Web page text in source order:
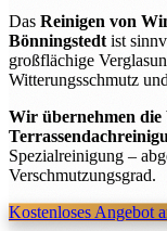
Das Reinigen von
Bönningstedt ist
großflächige
Witterungsschmutz
Wir übernehmen
Spezialreinigung –
Verschmutzungsgrad.
Kostenloses Angebot